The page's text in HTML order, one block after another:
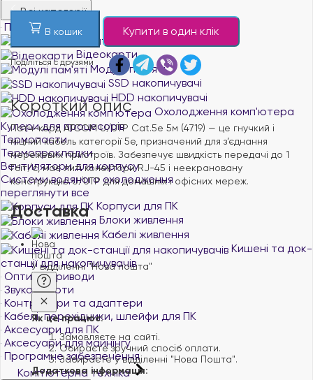
Всі категорії
Процесори
Материнські плати
Відеокарти
Модулі пам'яті
SSD накопичувачі
HDD накопичувачі
Охолодження комп'ютера
Кулери для процесорів
Термопасти
Термопрокладки
Вентилятори для корпусу
Системи водяного охолодження
переглянути все
Корпуси для ПК
Блоки живлення
Кабелі живлення
Кишені та док-
станції для накопичувачів
Оптичні приводи
Звукові карти
Контролери та адаптери
Кабелі, перехідники, шлейфи для ПК
Аксесуари для ПК
Аксесуари для майнінгу
Програмне забезпечення
Комп'ютерна техніка
В кошик Купити в один клік
Поділіться с друзями
Короткий опис
Патч-корд ATCOM U/UTP Cat.5e 5м (4719) — це гнучкий і
міцний кабель категорії 5e, призначений для з’єднання
мережевих пристроїв. Забезпечує швидкість передачі до 1
Гбіт/с, має литі конектори RJ-45 і неекрановану
конструкцію U/UTP для домашніх і офісних мереж.
Доставка
У відділенні "Нова пошта"
Як це працює:
Замовляєте на сайті.
Обираєте зручний спосіб оплати.
Забираєте у відділенні "Нова Пошта".
Додаткова інформація: